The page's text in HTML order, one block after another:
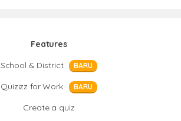
Features
School & District
BARU
Quizizz for Work BARU
Create a quiz